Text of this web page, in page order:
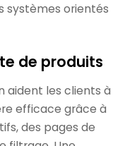
systèmes orientés
de produits
aident les clients à
efficace grâce à
des pages de